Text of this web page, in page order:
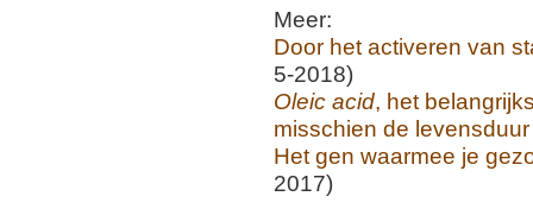
Meer:
Door het activeren van
5-2018)
Oleic acid, het
misschien de levensduur
Het gen waarmee je
2017)